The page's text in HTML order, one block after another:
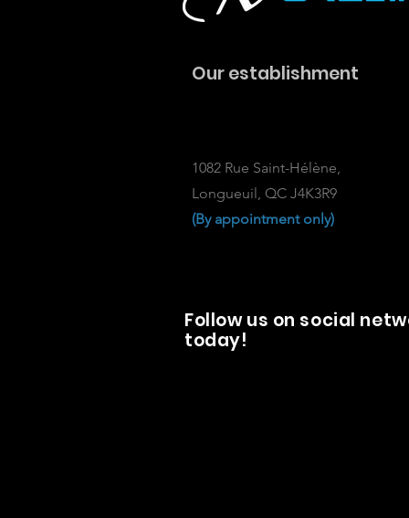
Our establishment
1082 Rue Saint-Hélène,
Longueuil, QC J4K3R9
(By appointment only)
Follow us on social
today!